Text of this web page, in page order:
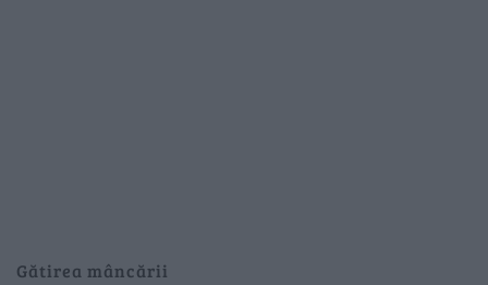
Gătirea mâncării